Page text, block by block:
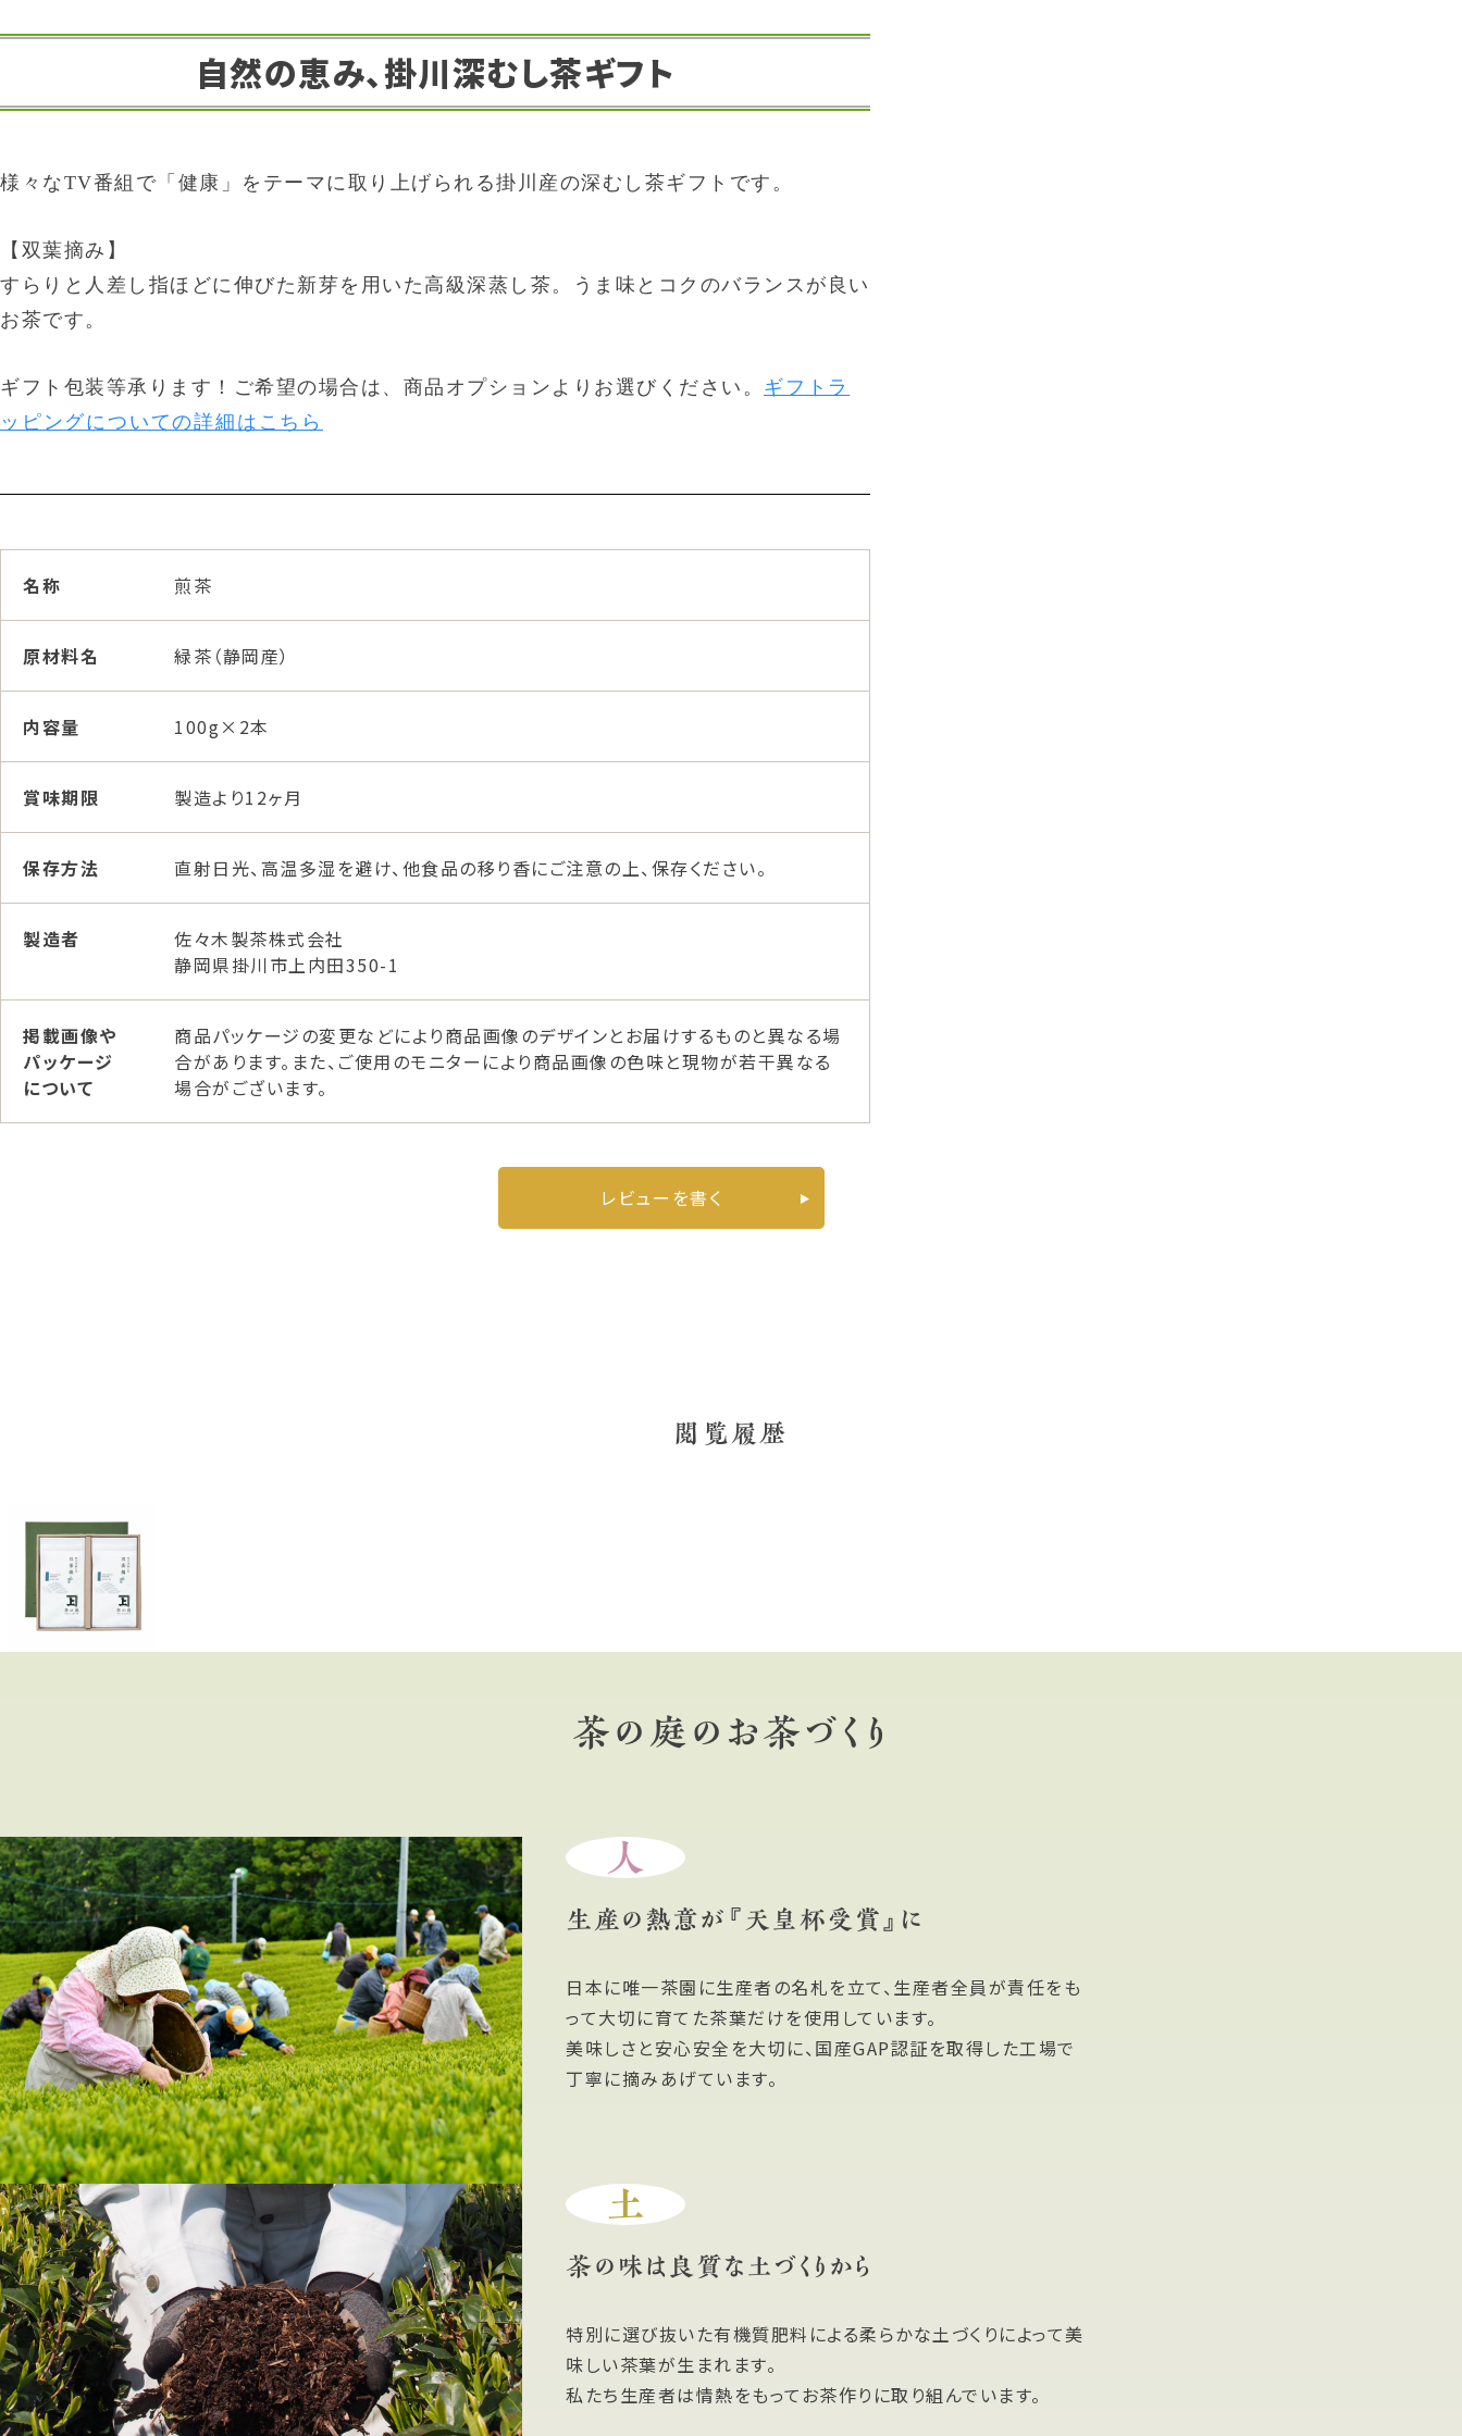
自然の恵み、掛川深むし茶ギフト
様々なTV番組で「健康」をテーマに取り上げられる掛川産の深むし茶ギフトです。
【双葉摘み】
すらりと人差し指ほどに伸びた新芽を用いた高級深蒸し茶。うま味とコクのバランスが良い
お茶です。
ギフト包装等承ります！ご希望の場合は、商品オプションよりお選びください。 ギフトラ
ッピングについての詳細はこちら
名称 煎茶
原材料名 緑茶（静岡産）
内容量 100g×2本
賞味期限 製造より12ヶ月
保存方法 直射日光、高温多湿を避け、他食品の移り香にご注意の上、保存ください。
製造者
佐々木製茶株式会社
静岡県掛川市上内田350-1
掲載画像や
パッケージ
について
商品パッケージの変更などにより商品画像のデザインとお届けするものと異なる場
合があります。また、ご使用のモニターにより商品画像の色味と現物が若干異なる
場合がございます。
レビューを書く
閲覧履歴
茶の庭のお茶づくり
人
生産の熱意が『天皇杯受賞』に
日本に唯一茶園に生産者の名札を立て、生産者全員が責任をも
って大切に育てた茶葉だけを使用しています。
美味しさと安心安全を大切に、国産GAP認証を取得した工場で
丁寧に摘みあげています。
土
茶の味は良質な土づくりから
特別に選び抜いた有機質肥料による柔らかな土づくりによって美
味しい茶葉が生まれます。
私たち生産者は情熱をもってお茶作りに取り組んでいます。